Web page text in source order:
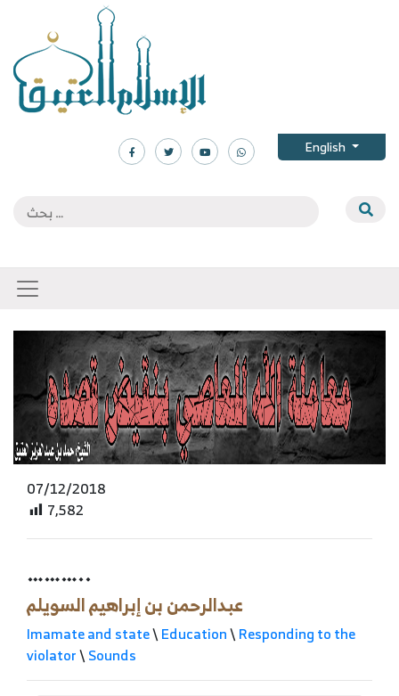
English
07/12/2018
7,582
………..
عبدالرحمن بن إبراهيم السويلم
Imamate and state\Education\Responding to the
violator\Sounds